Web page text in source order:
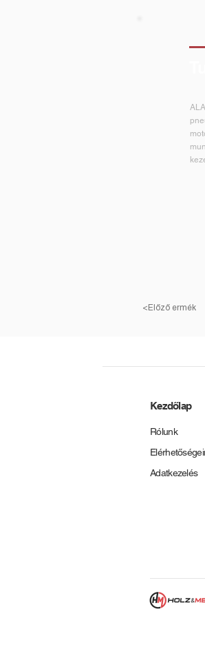
<Előző ermék
Kezdőlap
Rólunk
Adatkezelés